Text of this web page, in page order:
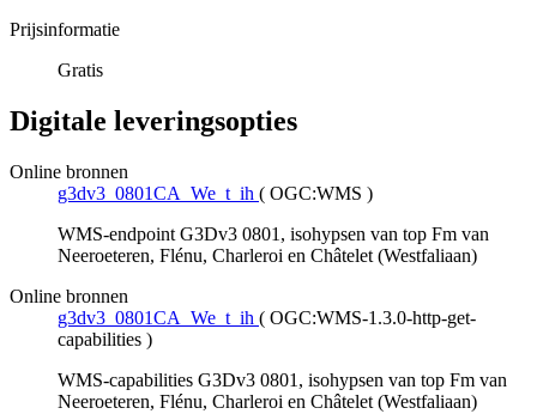
Prijsinformatie
Gratis
Digitale leveringsopties
Online bronnen
g3dv3_0801CA_We_t_ih ( OGC:WMS )
WMS-endpoint G3Dv3 0801, isohypsen van top Fm van
Neeroeteren, Flénu, Charleroi en Châtelet (Westfaliaan)
Online bronnen
g3dv3_0801CA_We_t_ih ( OGC:WMS-1.3.0-http-get-
capabilities )
WMS-capabilities G3Dv3 0801, isohypsen van top Fm van
Neeroeteren, Flénu, Charleroi en Châtelet (Westfaliaan)